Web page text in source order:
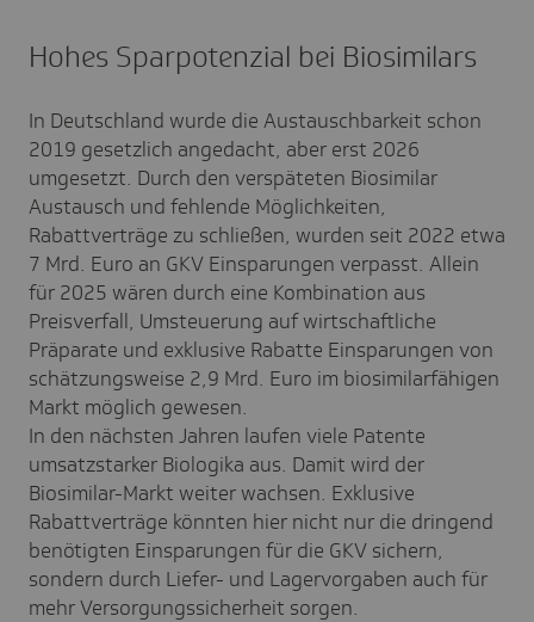
Hohes Sparpotenzial bei Biosimilars
In Deutschland wurde die Austauschbarkeit schon
2019 gesetzlich angedacht, aber erst 2026
umgesetzt. Durch den verspäteten Biosimilar
Austausch und fehlende Möglichkeiten,
Rabattverträge zu schließen, wurden seit 2022 etwa
7 Mrd. Euro an GKV Einsparungen verpasst. Allein
für 2025 wären durch eine Kombination aus
Preisverfall, Umsteuerung auf wirtschaftliche
Präparate und exklusive Rabatte Einsparungen von
schätzungsweise 2,9 Mrd. Euro im biosimilarfähigen
Markt möglich gewesen.
In den nächsten Jahren laufen viele Patente
umsatzstarker Biologika aus. Damit wird der
Biosimilar-Markt weiter wachsen. Exklusive
Rabattverträge könnten hier nicht nur die dringend
benötigten Einsparungen für die GKV sichern,
sondern durch Liefer- und Lagervorgaben auch für
mehr Versorgungssicherheit sorgen.